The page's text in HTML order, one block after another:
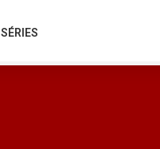
SÉRIES